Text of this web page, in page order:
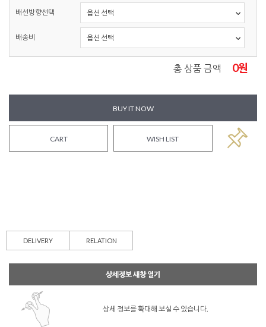
배선방향선택
배송비
총 상품 금액 0원
BUY IT NOW
CART WISH LIST
DELIVERY RELATION
상세정보 새창 열기
상세 정보를 확대해 보실 수 있습니다.